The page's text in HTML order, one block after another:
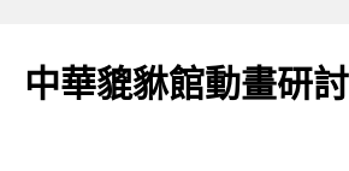
主
中華貔貅館動畫研